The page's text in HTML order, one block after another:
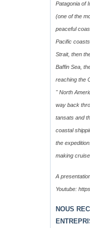
Patagonia of
(one of the
peaceful
Pacific
Strait, then
Baffin Sea,
reaching the
" North
way back
tansats and
coastal
the
making
A
Youtube:
NOUS